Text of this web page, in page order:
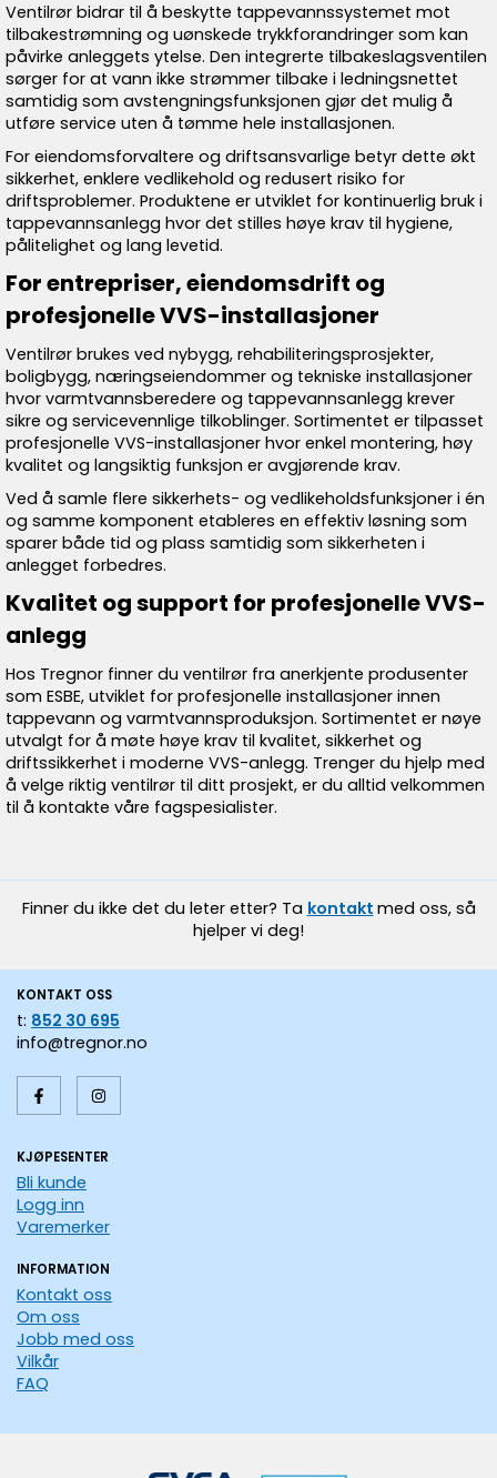
Ventilrør bidrar til å beskytte tappevannssystemet mot
tilbakestrømning og uønskede trykkforandringer som kan
påvirke anleggets ytelse. Den integrerte tilbakeslagsventilen
sørger for at vann ikke strømmer tilbake i ledningsnettet
samtidig som avstengningsfunksjonen gjør det mulig å
utføre service uten å tømme hele installasjonen.
For eiendomsforvaltere og driftsansvarlige betyr dette økt
sikkerhet, enklere vedlikehold og redusert risiko for
driftsproblemer. Produktene er utviklet for kontinuerlig bruk i
tappevannsanlegg hvor det stilles høye krav til hygiene,
pålitelighet og lang levetid.
For entrepriser, eiendomsdrift og
profesjonelle VVS-installasjoner
Ventilrør brukes ved nybygg, rehabiliteringsprosjekter,
boligbygg, næringseiendommer og tekniske installasjoner
hvor varmtvannsberedere og tappevannsanlegg krever
sikre og servicevennlige tilkoblinger. Sortimentet er tilpasset
profesjonelle VVS-installasjoner hvor enkel montering, høy
kvalitet og langsiktig funksjon er avgjørende krav.
Ved å samle flere sikkerhets- og vedlikeholdsfunksjoner i én
og samme komponent etableres en effektiv løsning som
sparer både tid og plass samtidig som sikkerheten i
anlegget forbedres.
Kvalitet og support for profesjonelle VVS-
anlegg
Hos Tregnor finner du ventilrør fra anerkjente produsenter
som ESBE, utviklet for profesjonelle installasjoner innen
tappevann og varmtvannsproduksjon. Sortimentet er nøye
utvalgt for å møte høye krav til kvalitet, sikkerhet og
driftssikkerhet i moderne VVS-anlegg. Trenger du hjelp med
å velge riktig ventilrør til ditt prosjekt, er du alltid velkommen
til å kontakte våre fagspesialister.
Finner du ikke det du leter etter? Ta kontakt med oss, så
hjelper vi deg!
KONTAKT OSS
t: 852 30 695
info@tregnor.no
KJØPESENTER
Bli kunde
Logg inn
Varemerker
INFORMATION
Kontakt oss
Om oss
Jobb med oss
Vilkår
FAQ